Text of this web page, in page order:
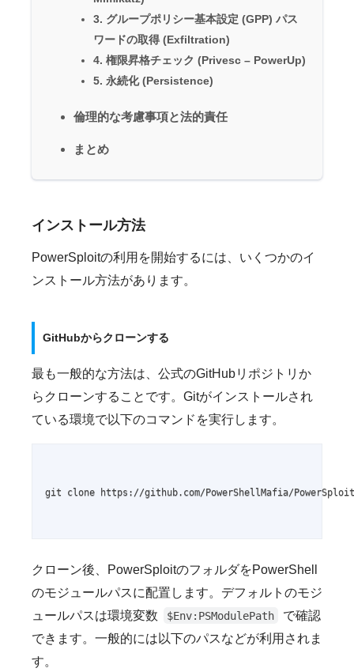
3. グループポリシー基本設定 (GPP) パス
ワードの取得 (Exfiltration)
4. 権限昇格チェック (Privesc – PowerUp)
5. 永続化 (Persistence)
倫理的な考慮事項と法的責任
まとめ
インストール方法
PowerSploitの利用を開始するには、いくつかのイ
ンストール方法があります。
GitHubからクローンする
最も一般的な方法は、公式のGitHubリポジトリか
らクローンすることです。Gitがインストールされ
ている環境で以下のコマンドを実行します。
git clone https://github.com/PowerShellMafia/
クローン後、PowerSploitのフォルダをPowerShell
のモジュールパスに配置します。デフォルトのモジ
ュールパスは環境変数
$Env:PSModulePath
で確認
できます。一般的には以下のパスなどが利用されま
す。